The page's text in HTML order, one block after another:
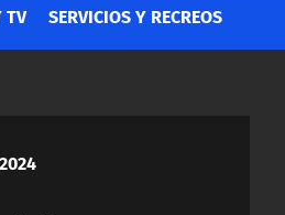
TV SERVICIOS Y RECREOS